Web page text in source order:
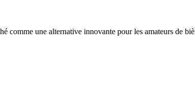
comme une alternative innovante pour les amateurs de